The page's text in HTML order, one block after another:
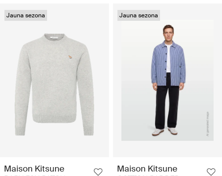
Jauna sezona
Maison Kitsune
Jauna sezona
Maison Kitsune